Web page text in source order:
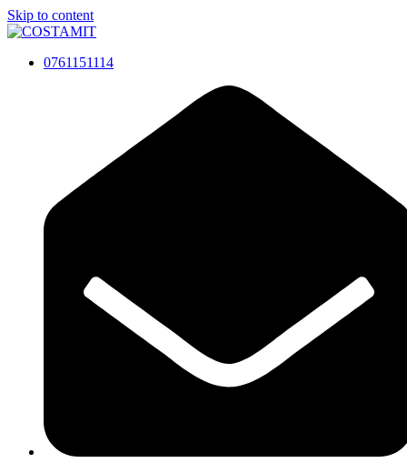
Skip to content
0761151114